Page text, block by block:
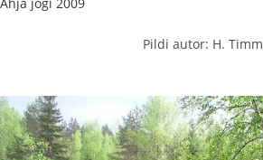
Pildi autor: H. Timm